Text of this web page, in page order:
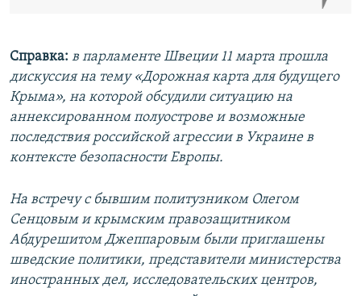
Справка: в парламенте Швеции 11 марта прошла
дискуссия на тему «Дорожная карта для будущего
Крыма», на которой обсудили ситуацию на
аннексированном полуострове и возможные
последствия российской агрессии в Украине в
контексте безопасности Европы.
На встречу с бывшим политузником Олегом
Сенцовым и крымским правозащитником
Абдурешитом Джеппаровым были приглашены
шведские политики, представители министерства
иностранных дел, исследовательских центров,